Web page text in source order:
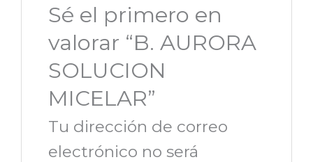
Sé el primero en
valorar “B. AURORA
SOLUCION
MICELAR”
Tu dirección de correo
electrónico no será